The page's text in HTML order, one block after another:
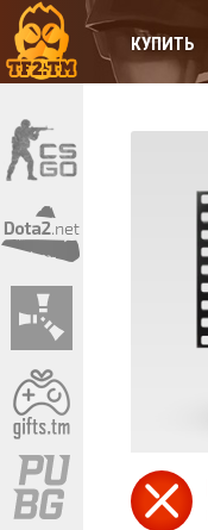
КУПИТЬ